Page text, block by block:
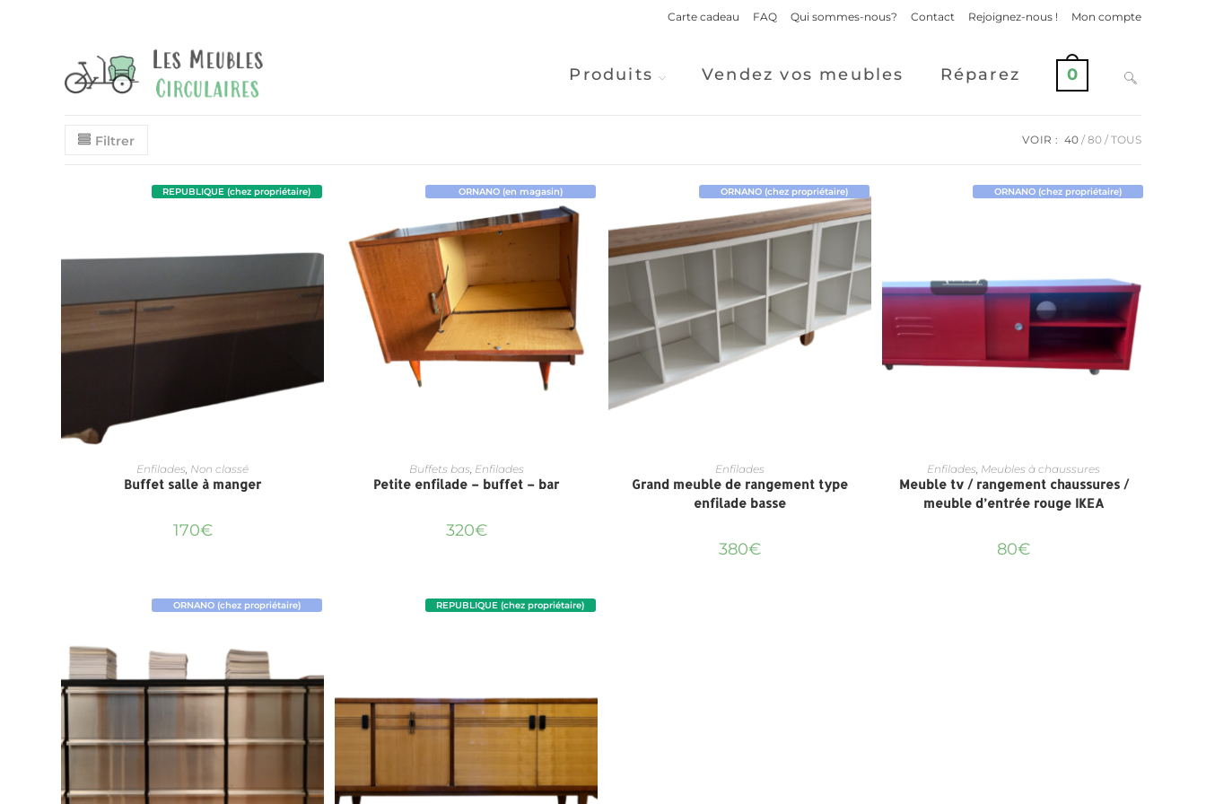
Carte cadeau FAQ Qui sommes-nous? Contact Rejoignez-nous ! Mon compte
Produits Vendez vos meubles Réparez 0
Filtrer VOIR : 40 80 TOUS
REPUBLIQUE (chez propriétaire)
Enfilades Non classé
Buffet salle à manger
170€
ORNANO (en magasin)
Buffets bas Enfilades
Petite enfilade – buffet – bar
320€
ORNANO (chez propriétaire)
Enfilades
Grand meuble de rangement type
enfilade basse
380€
ORNANO (chez propriétaire)
Enfilades Meubles à chaussures
Meuble tv / rangement chaussures /
meuble d’entrée rouge IKEA
80€
ORNANO (chez propriétaire) REPUBLIQUE (chez propriétaire)